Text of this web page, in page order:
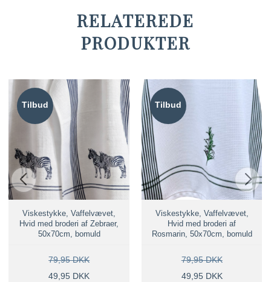
RELATEREDE
PRODUKTER
Tilbud
Viskestykke, Vaffelvævet,
Hvid med broderi af Zebraer,
50x70cm, bomuld
79,95 DKK
49,95 DKK
Tilbud
Viskestykke, Vaffelvævet,
Hvid med broderi af
Rosmarin, 50x70cm, bomuld
79,95 DKK
49,95 DKK